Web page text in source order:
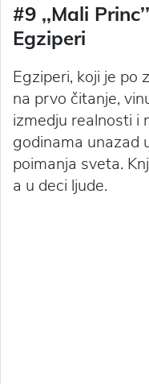
#9 ,‚Mali
Egziperi
Egziperi, koji je po
na prvo čitanje,
izmedju realnosti i
godinama unazad
poimanja sveta.
a u deci ljude.